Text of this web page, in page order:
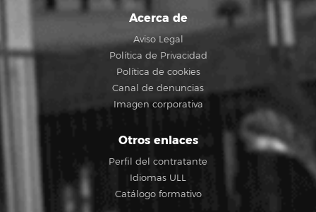
Acerca de
Aviso Legal
Política de Privacidad
Política de cookies
Canal de denuncias
Imagen corporativa
Otros enlaces
Perfil del contratante
Idiomas ULL
Catálogo formativo